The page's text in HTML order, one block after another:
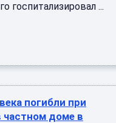
госпитализировал ...
погибли при
частном доме в